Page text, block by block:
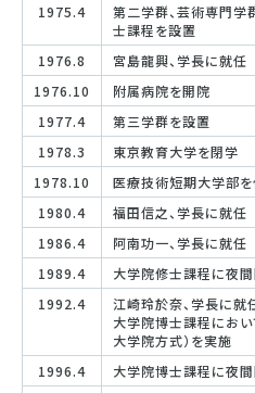
1975.4
第二学群、芸術専門学
士課程を設置
1976.8
宮島龍興、学長に就任
1976.10
附属病院を開院
1977.4
第三学群を設置
1978.3
東京教育大学を閉学
1978.10
医療技術短期大学部
1980.4
福田信之、学長に就任
1986.4
阿南功一、学長に就任
1989.4
大学院修士課程に夜
1992.4
江崎玲於奈、学長に就
大学院博士課程にお
大学院方式）を実施
1996.4
大学院博士課程に夜